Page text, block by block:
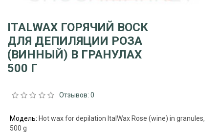
ITALWAX ГОРЯЧИЙ ВОСК
ДЛЯ ДЕПИЛЯЦИИ РОЗА
(ВИННЫЙ) В ГРАНУЛАХ
500 Г
Отзывов: 0
Модель: Hot wax for depilation ItalWax Rose (wine) in granules,
500 g